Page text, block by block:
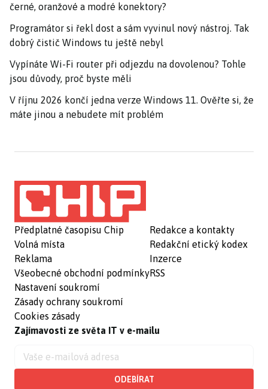
černé, oranžové a modré konektory?
Programátor si řekl dost a sám vyvinul nový nástroj. Tak
dobrý čistič Windows tu ještě nebyl
Vypínáte Wi-Fi router při odjezdu na dovolenou? Tohle
jsou důvody, proč byste měli
V říjnu 2026 končí jedna verze Windows 11. Ověřte si, že
máte jinou a nebudete mít problém
Předplatné časopisu Chip
Volná místa
Reklama
Všeobecné obchodní podmínky
Nastavení soukromí
Zásady ochrany soukromí
Cookies zásady
Redakce a kontakty
Redakční etický kodex
Inzerce
RSS
Zajímavosti ze světa IT v e-mailu
ODEBÍRAT